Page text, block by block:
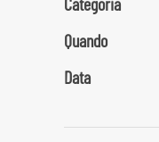
Quando
Data